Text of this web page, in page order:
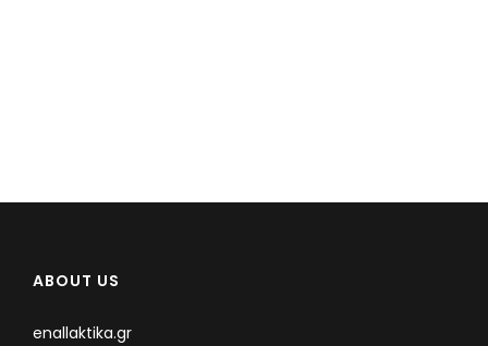
ABOUT US
enallaktika.gr